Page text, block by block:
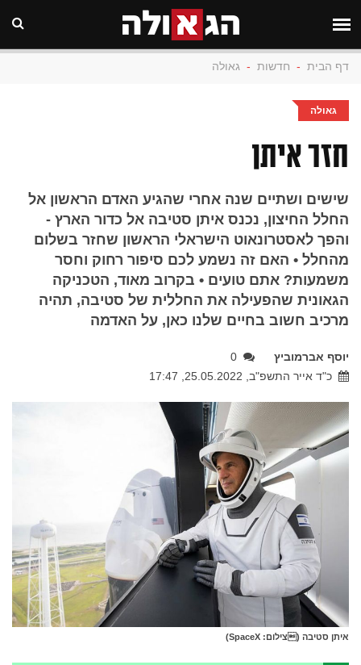
דף הבית - חדשות - גאולה
גאולה
חזר איתן
שישים ושתיים שנה אחרי שהגיע האדם הראשון אל
החלל החיצון, נכנס איתן סטיבה אל כדור הארץ -
והפך לאסטרונאוט הישראלי הראשון שחזר בשלום
מהחלל • האם זה נשמע לכם סיפור רחוק וחסר
משמעות? אתם טועים • בקרוב מאוד, הטכניקה
הגאונית שהפעילה את החללית של סטיבה, תהיה
מרכיב חשוב בחיים שלנו כאן, על האדמה
יוסף אברמוביץ
0
כ"ד אייר התשפ"ב, 25.05.2022, 17:47
איתן סטיבה (צילום: SpaceX)